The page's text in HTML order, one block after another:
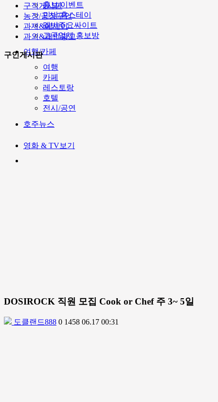
홍보/이벤트
민박/홈스테이
멜번주요싸이트
고국업체 홍보방
여행/카페
여행
카페
레스토랑
호텔
전시/공연
호주뉴스
영화 & TV보기
구직게시판
농장/공장구인
과제&에세이
과외&개인광고
구인게시판
DOSIROCK 직원 모집 Cook or Chef 주 3~ 5일
도클랜드888 0 1458 06.17 00:31